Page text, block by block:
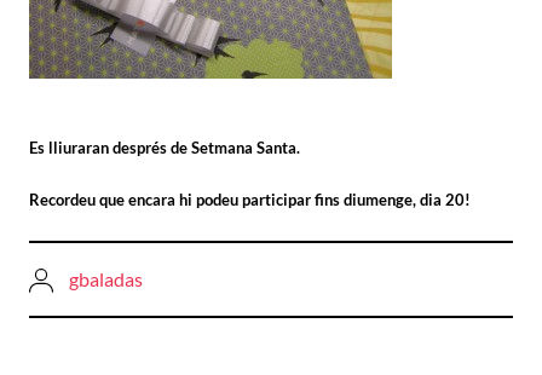
Es lliuraran després de Setmana Santa.
Recordeu que encara hi podeu participar fins diumenge, dia 20!
gbaladas